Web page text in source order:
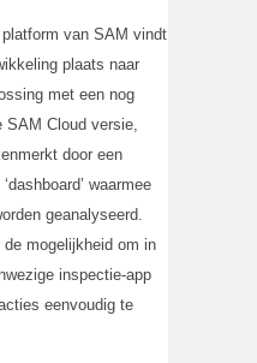
platform van SAM vindt
plaats naar
met een nog
SAM Cloud versie,
door een
waarmee
geanalyseerd.
mogelijkheid om in
inspectie-app
eenvoudig te